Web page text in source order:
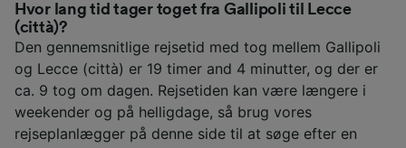
Hvor lang tid tager toget fra Gallipoli til Lecce
(città)?
Den gennemsnitlige rejsetid med tog mellem Gallipoli
og Lecce (città) er 19 timer and 4 minutter, og der er
ca. 9 tog om dagen. Rejsetiden kan være længere i
weekender og på helligdage, så brug vores
rejseplanlægger på denne side til at søge efter en